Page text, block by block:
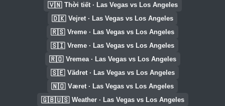
🇻🇳 Thời tiết · Las Vegas vs Los Angeles
🇩🇰 Vejret · Las Vegas vs Los Angeles
🇷🇸 Vreme · Las Vegas vs Los Angeles
🇸🇮 Vreme · Las Vegas vs Los Angeles
🇷🇴 Vremea · Las Vegas vs Los Angeles
🇸🇪 Vädret · Las Vegas vs Los Angeles
🇳🇴 Været · Las Vegas vs Los Angeles
🇬🇧🇺🇸 Weather · Las Vegas vs Los Angeles